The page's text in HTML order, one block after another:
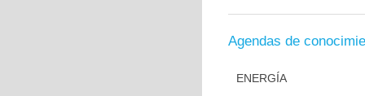
Agendas de
ENERGÍA